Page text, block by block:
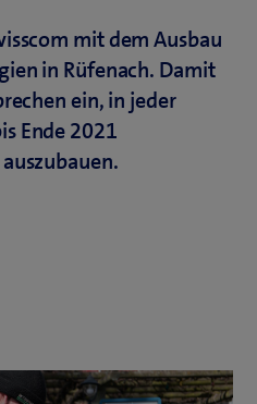
mit dem Ausbau
in Rüfenach. Damit
ein, in jeder
Ende 2021